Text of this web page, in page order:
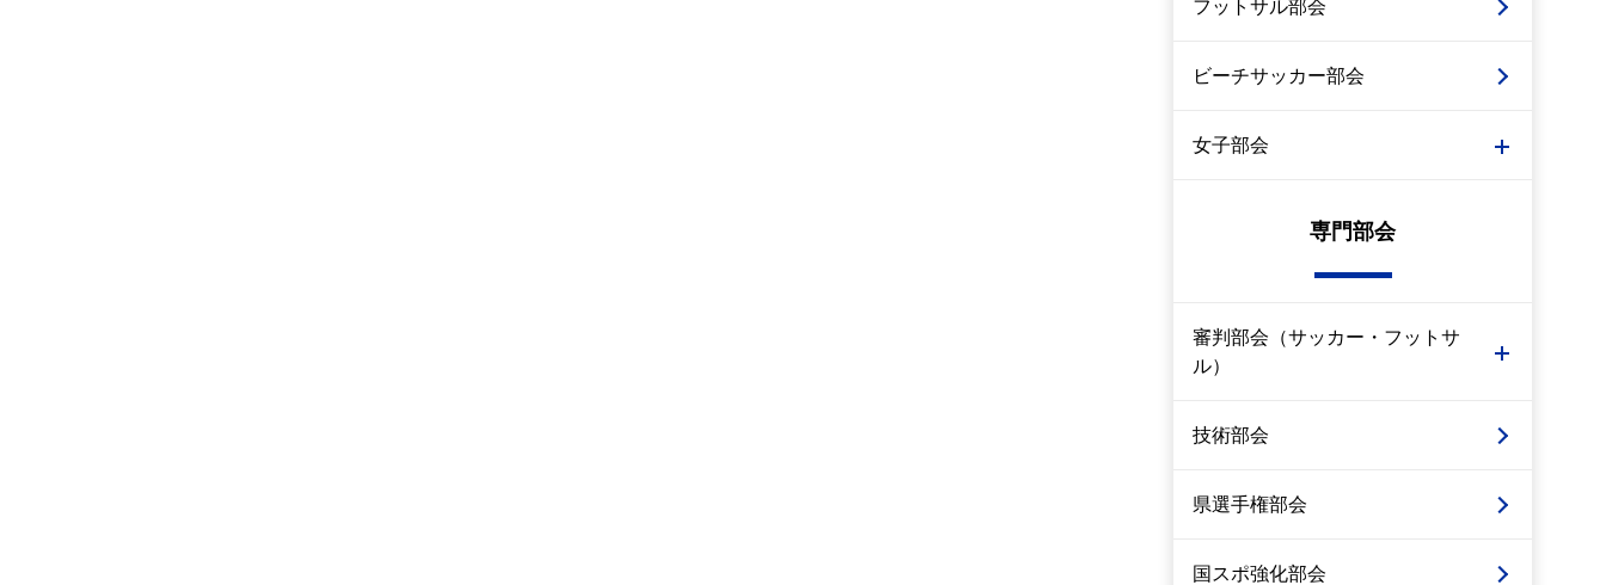
フットサル部会
ビーチサッカー部会
女子部会
専門部会
審判部会（サッカー・フットサ
ル）
技術部会
県選手権部会
国スポ強化部会